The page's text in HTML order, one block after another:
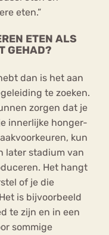
eten.”
ETEN ALS
GEHAD?
dan is het aan
te zoeken.
zorgen dat je
innerlijke honger-
kun
later stadium van
Het hangt
of je die
is bijvoorbeeld
te zijn en in een
sommige